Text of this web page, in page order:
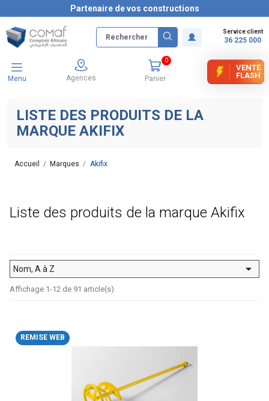
Partenaire de vos constructions
Service client
36 225 000
Menu Agences Panier
0
VENTE
FLASH
LISTE DES PRODUITS DE LA
MARQUE AKIFIX
Accueil Marques Akifix
Liste des produits de la marque Akifix
Nom, A à Z 
Affichage 1-12 de 91 article(s)
REMISE WEB